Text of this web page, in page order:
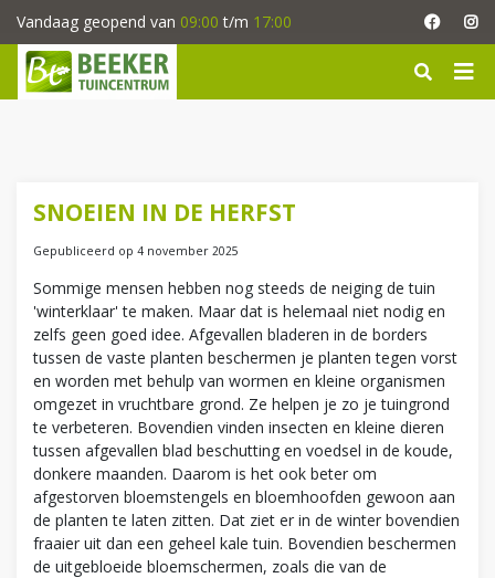
a
Vandaag geopend van 09:00 t/m 17:00
SNOEIEN IN DE HERFST
Gepubliceerd op 4 november 2025
Sommige mensen hebben nog steeds de neiging de tuin
'winterklaar' te maken. Maar dat is helemaal niet nodig en
zelfs geen goed idee. Afgevallen bladeren in de borders
tussen de vaste planten beschermen je planten tegen vorst
en worden met behulp van wormen en kleine organismen
omgezet in vruchtbare grond. Ze helpen je zo je tuingrond
te verbeteren. Bovendien vinden insecten en kleine dieren
tussen afgevallen blad beschutting en voedsel in de koude,
donkere maanden. Daarom is het ook beter om
afgestorven bloemstengels en bloemhoofden gewoon aan
de planten te laten zitten. Dat ziet er in de winter bovendien
fraaier uit dan een geheel kale tuin. Bovendien beschermen
de uitgebloeide bloemschermen, zoals die van de